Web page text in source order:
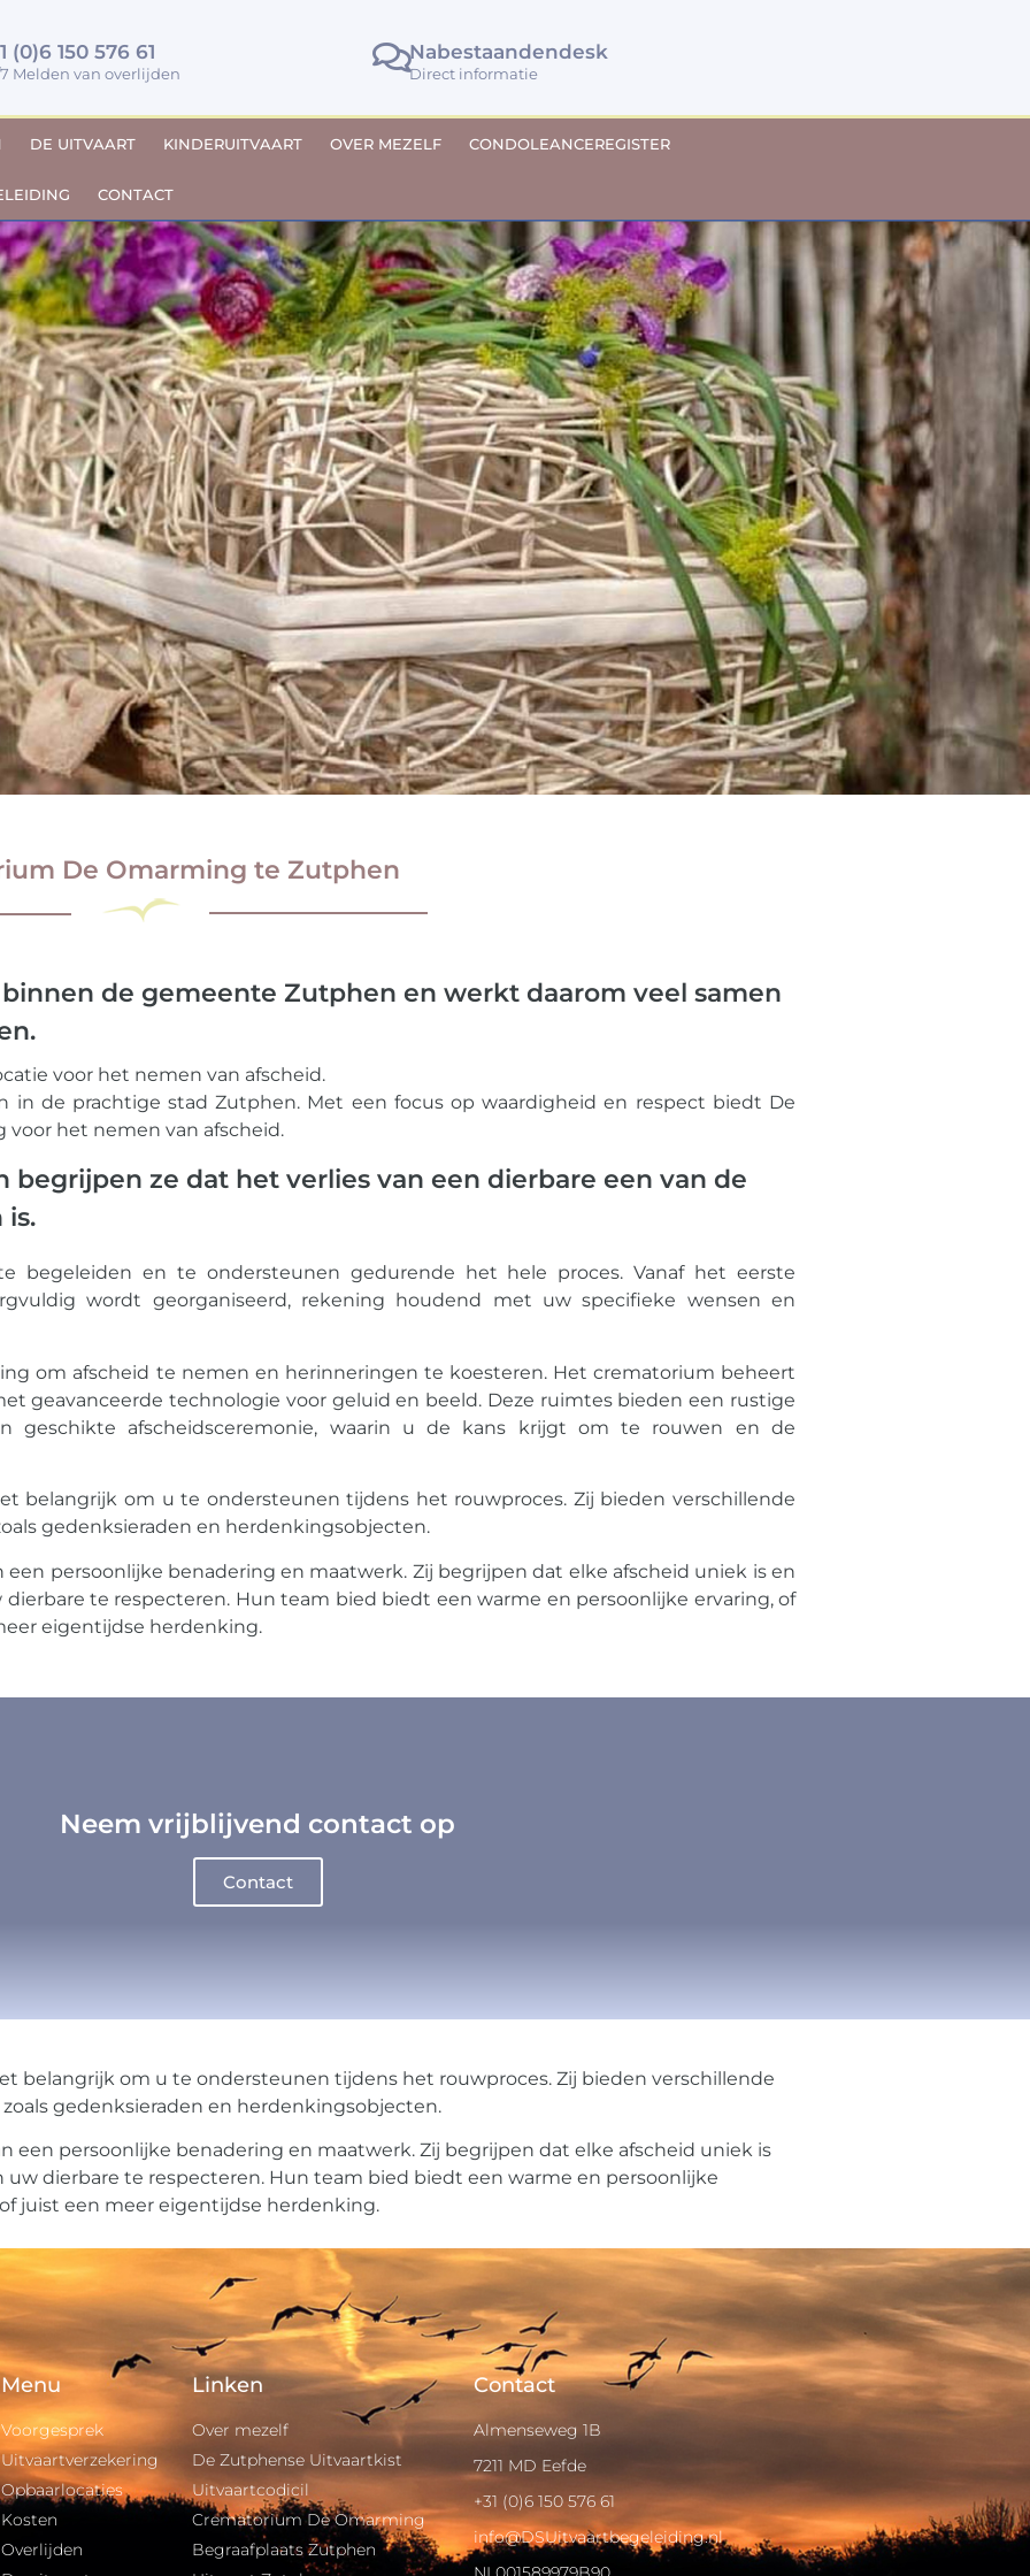
(0)6 150 576 61
Melden van overlijden
Nabestaandendesk
Direct informatie
DE UITVAART KINDERUITVAART OVER MEZELF CONDOLEANCEREGISTER
CONTACT
van
De Omarming te Zutphen
de gemeente Zutphen en werkt daarom veel samen
voor het nemen van afscheid.
de prachtige stad Zutphen. Met een focus op waardigheid en respect biedt De
het nemen van afscheid.
ze dat het verlies van een dierbare een van de
is.
begeleiden en te ondersteunen gedurende het hele proces. Vanaf het eerste
wordt georganiseerd, rekening houdend met uw specifieke wensen en
om afscheid te nemen en herinneringen te koesteren. Het crematorium beheert
geavanceerde technologie voor geluid en beeld. Deze ruimtes bieden een rustige
geschikte afscheidsceremonie, waarin u de kans krijgt om te rouwen en de
belangrijk om u te ondersteunen tijdens het rouwproces. Zij bieden verschillende
gedenksieraden en herdenkingsobjecten.
persoonlijke benadering en maatwerk. Zij begrijpen dat elke afscheid uniek is en
te respecteren. Hun team bied biedt een warme en persoonlijke ervaring, of
eigentijdse herdenking.
Neem vrijblijvend contact op
Contact
belangrijk om u te ondersteunen tijdens het rouwproces. Zij bieden verschillende
gedenksieraden en herdenkingsobjecten.
persoonlijke benadering en maatwerk. Zij begrijpen dat elke afscheid uniek is
dierbare te respecteren. Hun team bied biedt een warme en persoonlijke
juist een meer eigentijdse herdenking.
Menu
Voorgesprek
Uitvaartverzekering
Opbaarlocaties
Kosten
Overlijden
Linken
Over mezelf
De Zutphense Uitvaartkist
Uitvaartcodicil
Crematorium De Omarming
Begraafplaats Zutphen
Contact
Almenseweg 1B
7211 MD Eefde
+31 (0)6 150 576 61
info@DSUitvaartbegeleiding.nl